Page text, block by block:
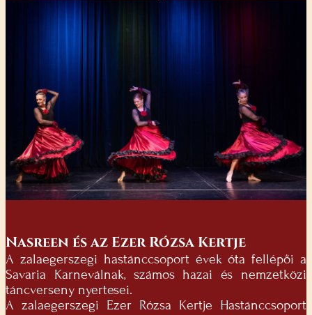
Nasreen és az Ezer Rózsa Kertje
A zalaegerszegi hastánccsoport évek óta fellépői a
Savaria Karneválnak, számos hazai és nemzetközi
táncverseny nyertesei.
A zalaegerszegi Ezer Rózsa Kertje Hastánccsoport